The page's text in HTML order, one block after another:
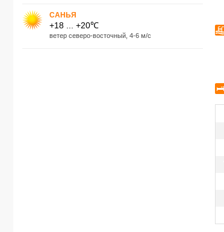
САНЬЯ
+18 ... +20℃
ветер северо-восточный, 4-6 м/с